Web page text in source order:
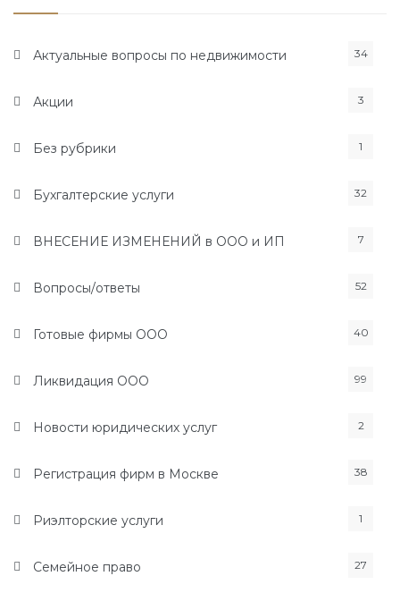
Актуальные вопросы по недвижимости 34
Акции 3
Без рубрики 1
Бухгалтерские услуги 32
ВНЕСЕНИЕ ИЗМЕНЕНИЙ в ООО и ИП 7
Вопросы/ответы 52
Готовые фирмы ООО 40
Ликвидация ООО 99
Новости юридических услуг 2
Регистрация фирм в Москве 38
Риэлторские услуги 1
Семейное право 27